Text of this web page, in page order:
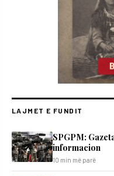
LAJMET E FUNDIT
SPGPM:
informacion
10 min më parë